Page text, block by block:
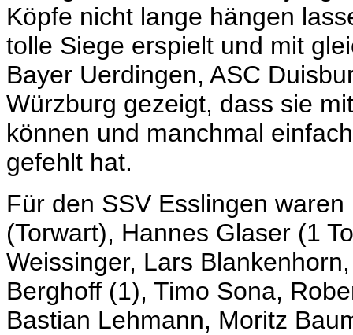
Köpfe nicht lange hängen
tolle Siege erspielt und mit
Bayer Uerdingen, ASC
Würzburg gezeigt, dass sie
können und manchmal
gefehlt hat.
Für den SSV Esslingen
(Torwart), Hannes Glaser (1
Weissinger, Lars
Berghoff (1), Timo Sona,
Bastian Lehmann, Moritz